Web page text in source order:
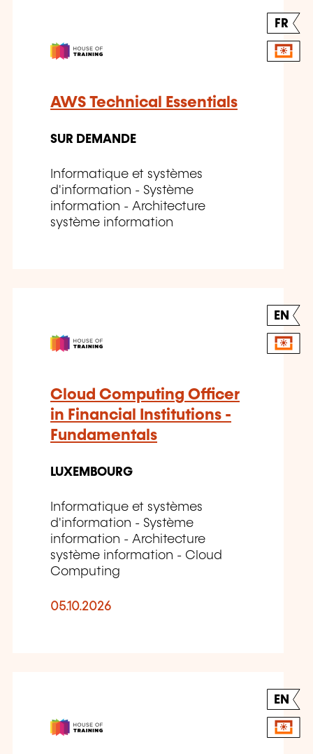
FR
AWS Technical Essentials
SUR DEMANDE
Informatique et systèmes
d'information - Système
information - Architecture
système information
EN
Cloud Computing Officer
in Financial Institutions -
Fundamentals
LUXEMBOURG
Informatique et systèmes
d'information - Système
information - Architecture
système information - Cloud
Computing
05.10.2026
EN